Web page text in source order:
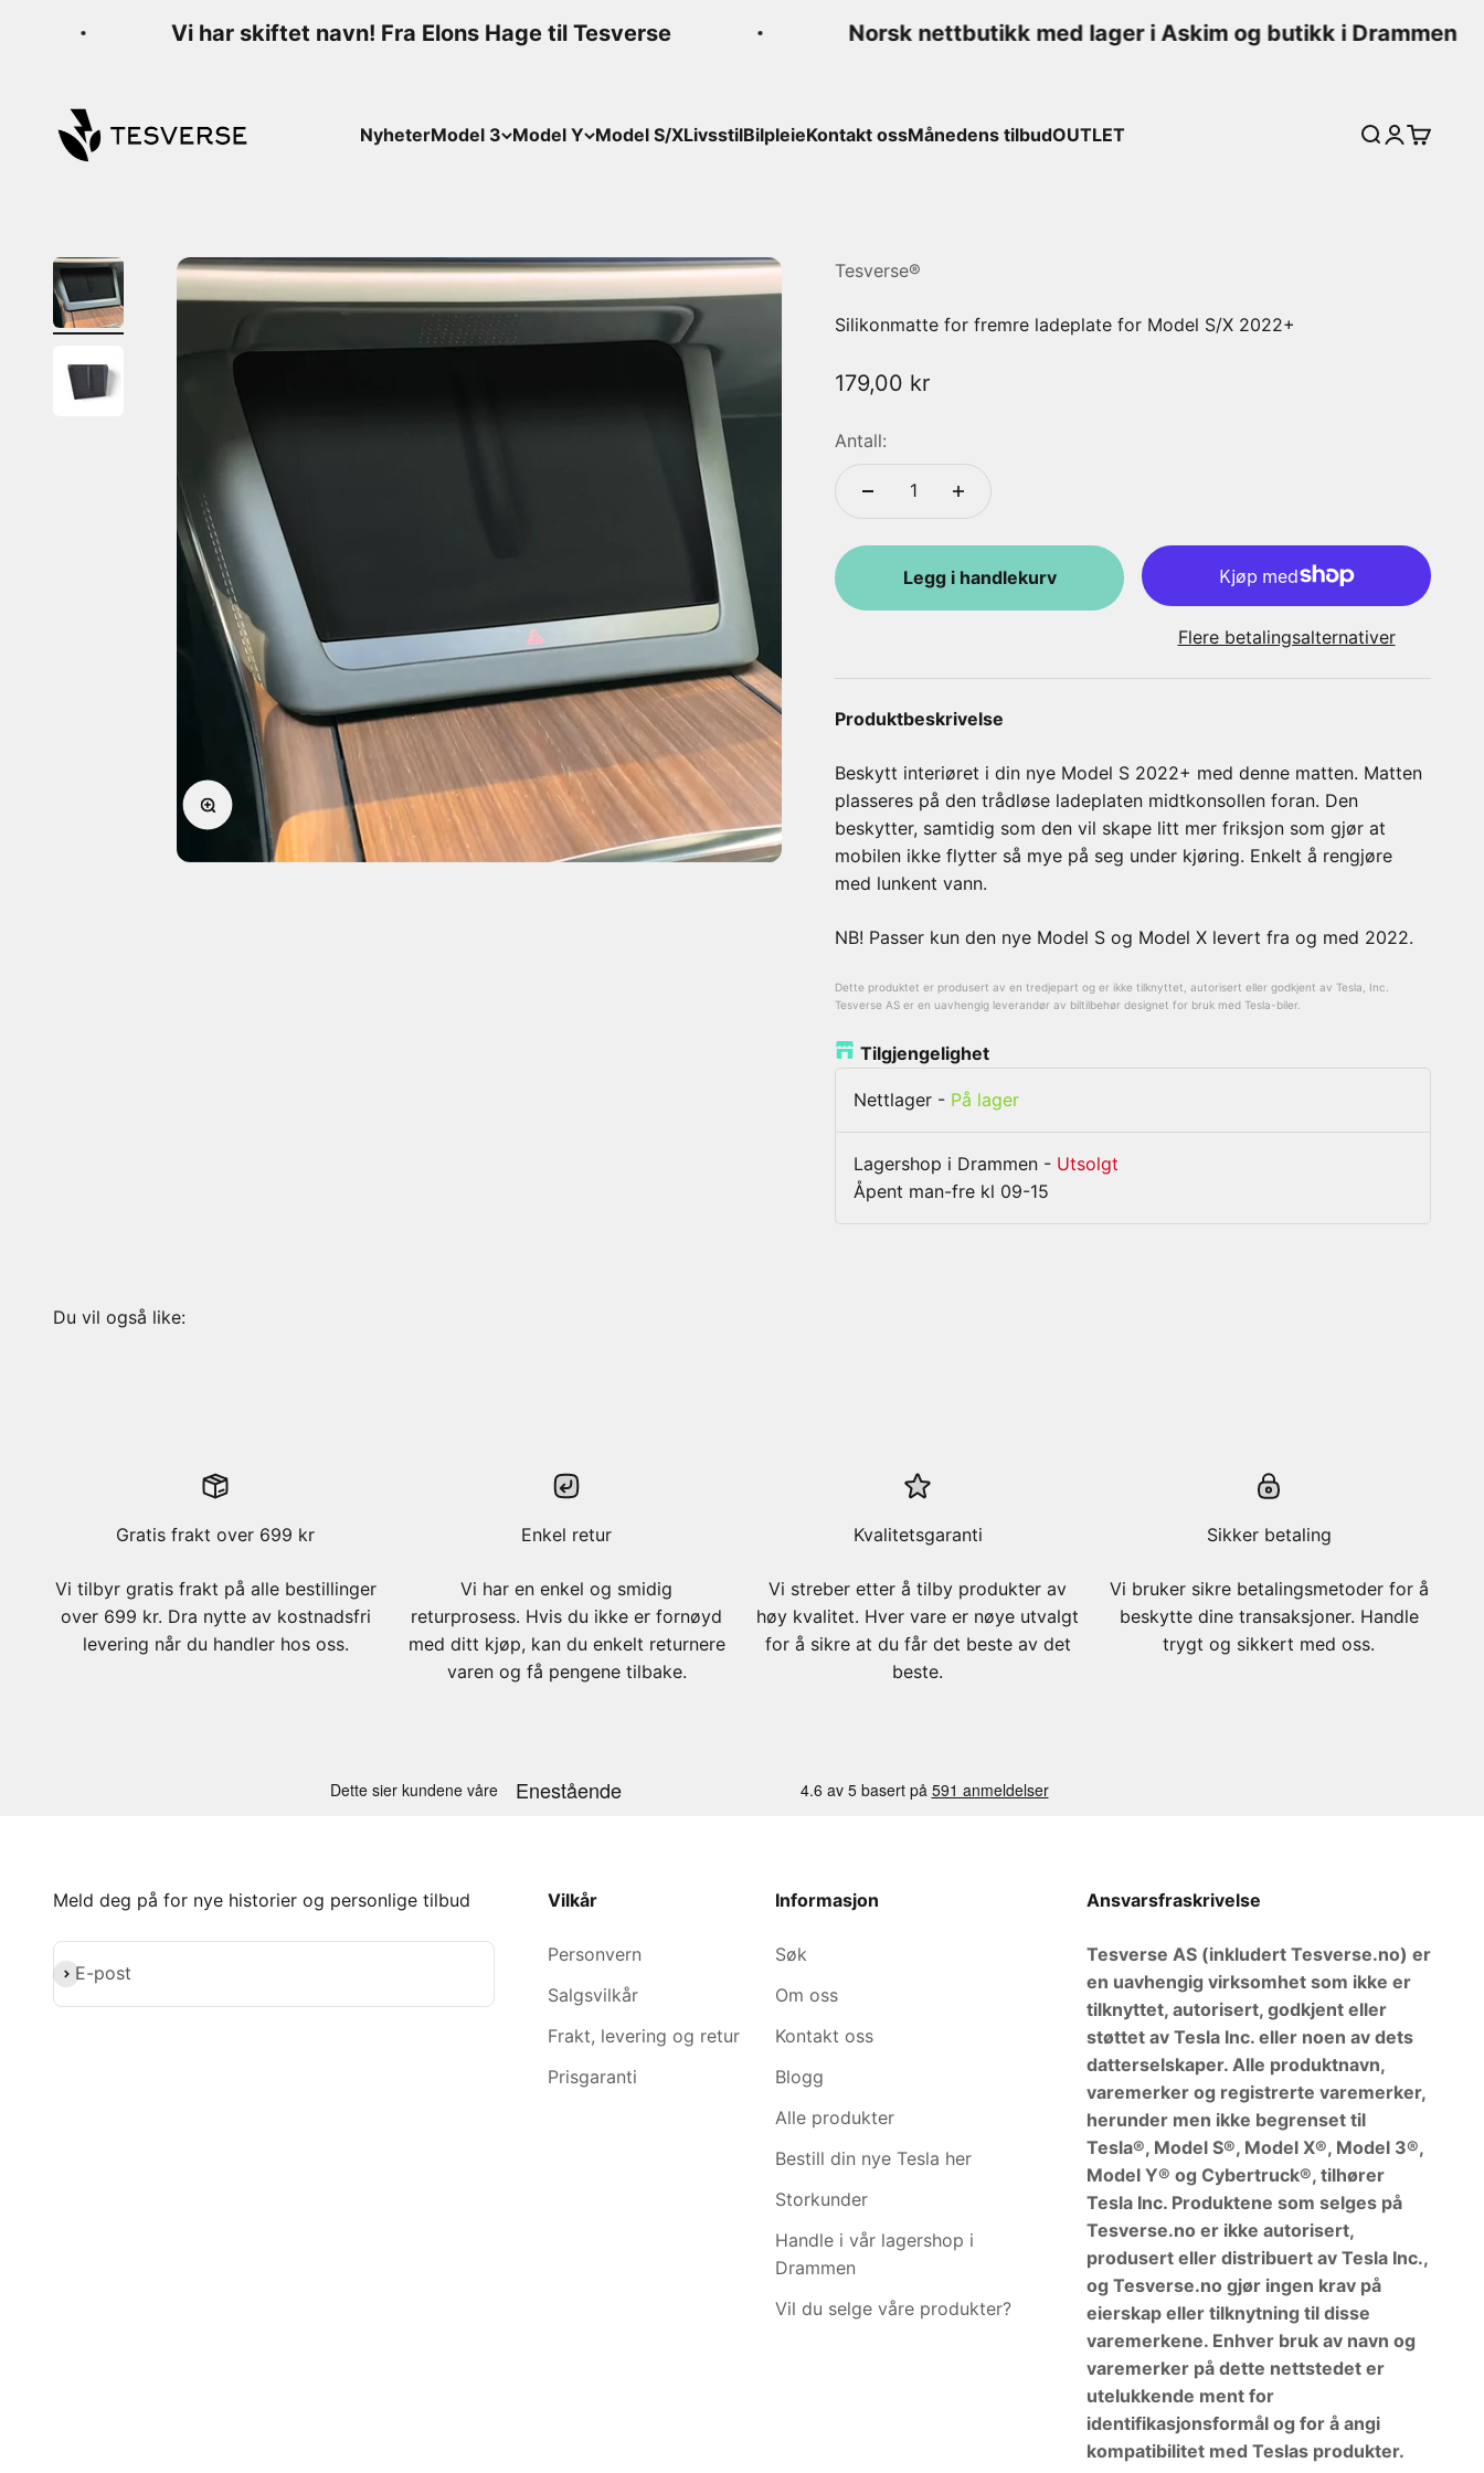
Vi har skiftet navn! Fra Elons Hage til Tesverse Norsk nettbutikk med lager i Askim og butikk i Drammen
NyheterModel 3 Model Y Model S/XLivsstilBilpleieKontakt ossMånedens tilbudOUTLET
Tesverse
SøkLogg inn
Forstørr
Tesverse®
Silikonmatte for fremre ladeplate for Model S/X 2022+
Salgspris
179,00 kr
Antall:
Legg i handlekurv
Flere betalingsalternativer
Produktbeskrivelse
Beskytt interiøret i din nye Model S 2022+ med denne matten. Matten
plasseres på den trådløse ladeplaten midtkonsollen foran. Den
beskytter, samtidig som den vil skape litt mer friksjon som gjør at
mobilen ikke flytter så mye på seg under kjøring. Enkelt å rengjøre
med lunkent vann.
NB! Passer kun den nye Model S og Model X levert fra og med 2022.
Dette produktet er produsert av en tredjepart og er ikke tilknyttet, autorisert eller godkjent av Tesla, Inc.
Tesverse AS er en uavhengig leverandør av biltilbehør designet for bruk med Tesla-biler.
Tilgjengelighet
Nettlager - På lager
Lagershop i Drammen - Utsolgt
Åpent man-fre kl 09-15
Gratis frakt over 699 kr
Vi tilbyr gratis frakt på alle bestillinger
over 699 kr. Dra nytte av kostnadsfri
levering når du handler hos oss.
Enkel retur
Vi har en enkel og smidig
returprosess. Hvis du ikke er fornøyd
med ditt kjøp, kan du enkelt returnere
varen og få pengene tilbake.
Kvalitetsgaranti
Vi streber etter å tilby produkter av
høy kvalitet. Hver vare er nøye utvalgt
for å sikre at du får det beste av det
beste.
Sikker betaling
Vi bruker sikre betalingsmetoder for å
beskytte dine transaksjoner. Handle
trygt og sikkert med oss.
Meld deg på for nye historier og personlige tilbud
E-post
Abonner
Vilkår
Personvern
Salgsvilkår
Frakt, levering og retur
Prisgaranti
Informasjon
Søk
Om oss
Kontakt oss
Blogg
Alle produkter
Bestill din nye Tesla her
Storkunder
Handle i vår lagershop i
Drammen
Vil du selge våre produkter?
Ansvarsfraskrivelse
Tesverse AS (inkludert Tesverse.no) er
en uavhengig virksomhet som ikke er
tilknyttet, autorisert, godkjent eller
støttet av Tesla Inc. eller noen av dets
datterselskaper. Alle produktnavn,
varemerker og registrerte varemerker,
herunder men ikke begrenset til
Tesla®, Model S®, Model X®, Model 3®,
Model Y® og Cybertruck®, tilhører
Tesla Inc. Produktene som selges på
Tesverse.no er ikke autorisert,
produsert eller distribuert av Tesla Inc.,
og Tesverse.no gjør ingen krav på
eierskap eller tilknytning til disse
varemerkene. Enhver bruk av navn og
varemerker på dette nettstedet er
utelukkende ment for
identifikasjonsformål og for å angi
kompatibilitet med Teslas produkter.